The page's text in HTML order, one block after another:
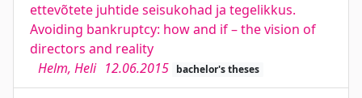
ettevõtete juhtide seisukohad ja tegelikkus.
Avoiding bankruptcy: how and if – the vision of
directors and reality
Helm, Heli 12.06.2015 bachelor's theses